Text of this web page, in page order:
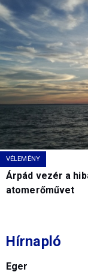
VÉLEMÉNY
Árpád vezér a
atomerőművet
Hírnapló
Eger